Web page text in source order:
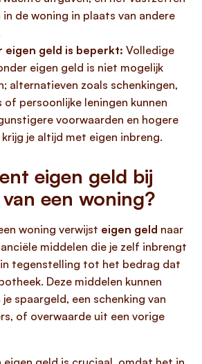
in de woning in plaats van andere
eigen geld is beperkt: Volledige
eigen geld is niet mogelijk
alternatieven zoals schenkingen,
of persoonlijke leningen kunnen
voorwaarden en hogere
je altijd met eigen inbreng.
eigen geld bij
een woning?
woning verwijst eigen geld naar
middelen die je zelf inbrengt
tegenstelling tot het bedrag dat
Deze middelen kunnen
spaargeld, een schenking van
of overwaarde uit een vorige